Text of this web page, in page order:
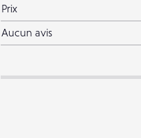
Prix
Aucun avis